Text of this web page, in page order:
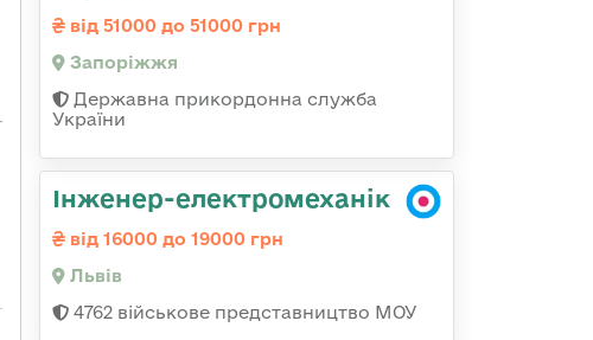
від 51000 до 51000 грн
Запоріжжя
Державна прикордонна служба
України
Інженер-електромеханік
від 16000 до 19000 грн
Львів
4762 військове представництво МОУ